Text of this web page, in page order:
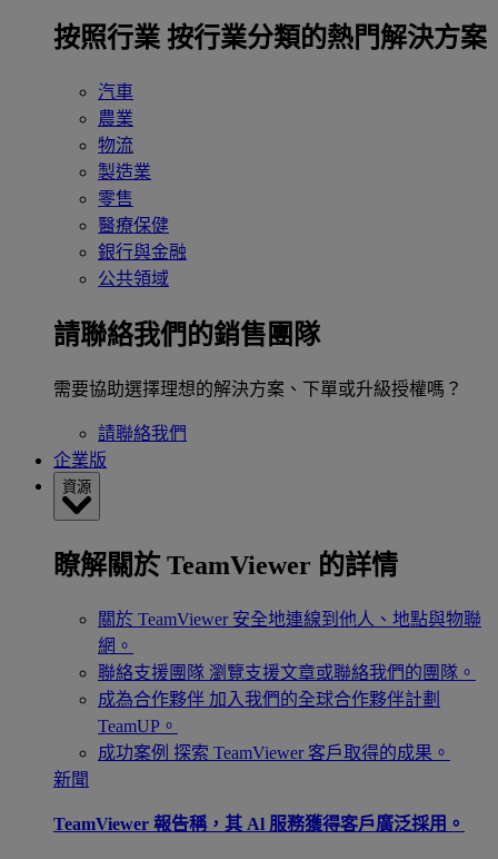
按照行業 按行業分類的熱門解決方案
汽車
農業
物流
製造業
零售
醫療保健
銀行與金融
公共領域
請聯絡我們的銷售團隊
需要協助選擇理想的解決方案、下單或升級授權嗎？
請聯絡我們
企業版
資源
瞭解關於 TeamViewer 的詳情
關於 TeamViewer 安全地連線到他人、地點與物聯
網。
聯絡支援團隊 瀏覽支援文章或聯絡我們的團隊。
成為合作夥伴 加入我們的全球合作夥伴計劃
TeamUP。
成功案例 探索 TeamViewer 客戶取得的成果。
新聞
TeamViewer 報告稱，其 Al 服務獲得客戶廣泛採用。